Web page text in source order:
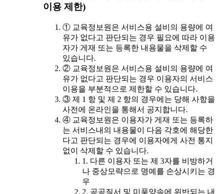
이용 제한)
① 교육정보원은 서비스용 설비의 용량에 여
유가 없다고 판단되는 경우 필요에 따라 이용
자가 게재 또는 등록한 내용물을 삭제할 수
있습니다.
② 교육정보원은 서비스용 설비의 용량에 여
유가 없다고 판단되는 경우 이용자의 서비스
이용을 부분적으로 제한할 수 있습니다.
③ 제 1 항 및 제 2 항의 경우에는 당해 사항을
사전에 온라인을 통해서 공지합니다.
④ 교육정보원은 이용자가 게재 또는 등록하
는 서비스내의 내용물이 다음 각호에 해당한
다고 판단되는 경우에 이용자에게 사전 통지
없이 삭제할 수 있습니다.
1. 다른 이용자 또는 제 3자를 비방하거
나 중상모략으로 명예를 손상시키는 경
우
2. 공공질서 및 미풍양속에 위반되는 내